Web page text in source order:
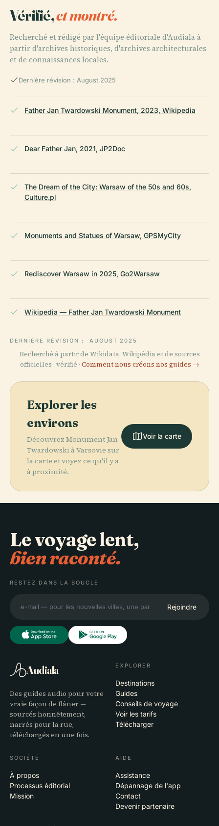
Vérifié,et montré.
Recherché et rédigé par l'équipe éditoriale d'Audiala à
partir d'archives historiques, d'archives architecturales
et de connaissances locales.
Dernière révision : August 2025
Father Jan Twardowski Monument, 2023, Wikipedia
Dear Father Jan, 2021, JP2Doc
The Dream of the City: Warsaw of the 50s and 60s,
Culture.pl
Monuments and Statues of Warsaw, GPSMyCity
Rediscover Warsaw in 2025, Go2Warsaw
Wikipedia — Father Jan Twardowski Monument
DERNIÈRE RÉVISION : AUGUST 2025
Recherché à partir de Wikidata, Wikipédia et de sources
officielles · vérifié · Comment nous créons nos guides →
Explorer les
environs
Découvrez Monument Jan
Twardowski à Varsovie sur
la carte et voyez ce qu'il y a
à proximité.
Voir la carte
Le voyage lent,
bien raconté.
RESTEZ DANS LA BOUCLE
Rejoindre
Audiala
Des guides audio pour votre
vraie façon de flâner —
sourcés honnêtement,
narrés pour la rue,
téléchargés en une fois.
EXPLORER
Destinations
Guides
Conseils de voyage
Voir les tarifs
Télécharger
SOCIÉTÉ
À propos
Processus éditorial
Mission
AIDE
Assistance
Dépannage de l'app
Contact
Devenir partenaire